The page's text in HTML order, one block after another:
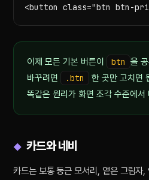
<button class="btn btn-
이제 모든 기본 버튼이 btn 을
바꾸려면
.btn
한 곳만 고치면
똑같은 원리가 화면 조각 수준에서
카드와 네비
카드는 보통 둥근 모서리, 옅은 그림자,